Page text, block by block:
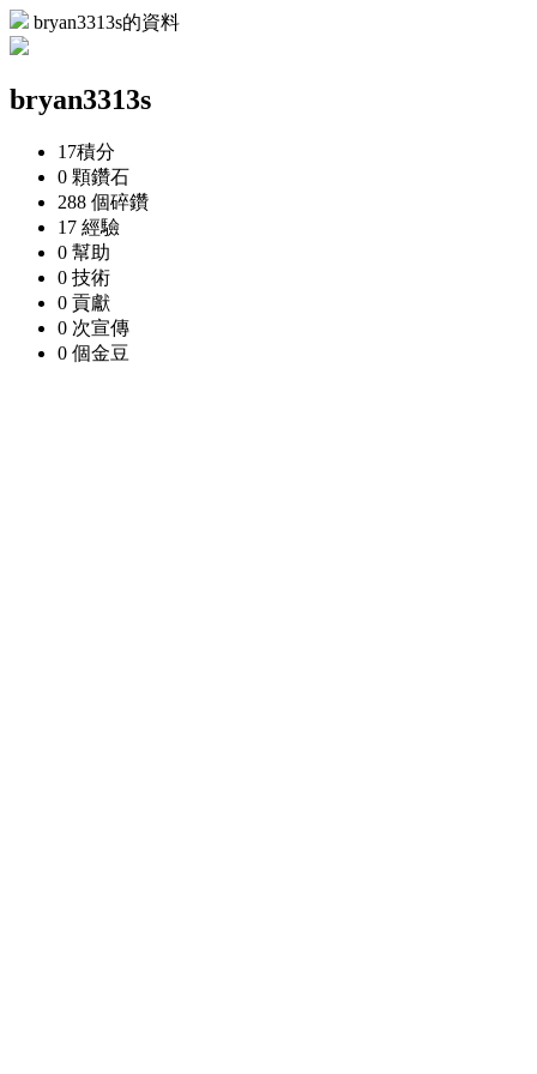
bryan3313s的資料
bryan3313s
17積分
0 顆鑽石
288 個碎鑽
17 經驗
0 幫助
0 技術
0 貢獻
0 次宣傳
0 個金豆